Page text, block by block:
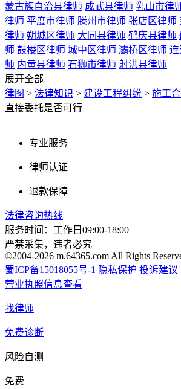
蒙古族自治县律师 成武县律师 乳山市律
律师 平度市律师 滕州市律师 张店区律师
律师 朔城区律师 大同县律师 鹤庆县律师
师 鼓楼区律师 城中区律师 灞桥区律师 连
师 内黄县律师 石狮市律师 射洪县律师
展开全部
律图 > 法律知识 > 建设工程纠纷 > 施工
直接委托是否可行
专业服务
律师认证
退款保障
法律咨询热线
服务时间：工作日09:00-18:00
严禁采集，违者必究
©2004-2026 m.64365.com All Rights
蜀ICP备15018055号-1 隐私保护 投诉建议
营业执照信息查看
找律师
免费诊断
风险自测
免费